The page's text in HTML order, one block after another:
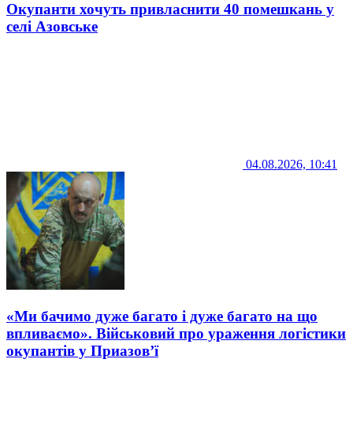
Окупанти хочуть привласнити 40 помешкань у
селі Азовське
04.08.2026, 10:41
«Ми бачимо дуже багато і дуже багато на що
впливаємо». Військовий про ураження логістики
окупантів у Приазов’ї